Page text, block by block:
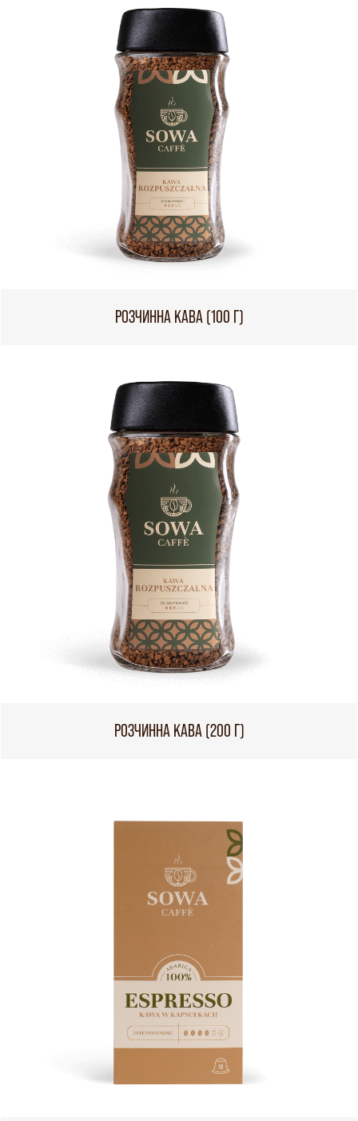
РОЗЧИННА КАВА (100 Г)
РОЗЧИННА КАВА (200 Г)